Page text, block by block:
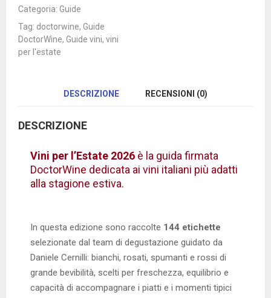
DoctorWine
Categoria: Guide
Tag: doctorwine, Guide
DoctorWine, Guide vini, vini
per l'estate
DESCRIZIONE RECENSIONI (0)
DESCRIZIONE
Vini per l’Estate 2026 è la guida firmata
DoctorWine dedicata ai vini italiani più adatti
alla stagione estiva.
In questa edizione sono raccolte 144 etichette
selezionate dal team di degustazione guidato da
Daniele Cernilli: bianchi, rosati, spumanti e rossi di
grande bevibilità, scelti per freschezza, equilibrio e
capacità di accompagnare i piatti e i momenti tipici